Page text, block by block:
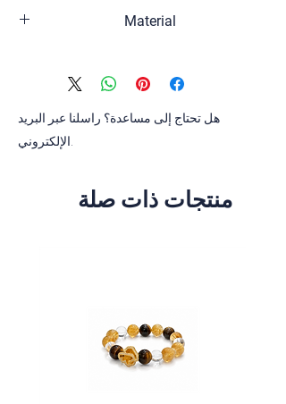
Material
هل تحتاج إلى مساعدة؟ راسلنا عبر البريد
منتجات ذات صلة